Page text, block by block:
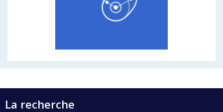
La recherche